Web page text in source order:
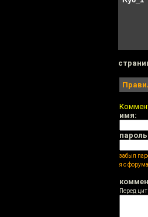
имя:
забыл
я с
Перед